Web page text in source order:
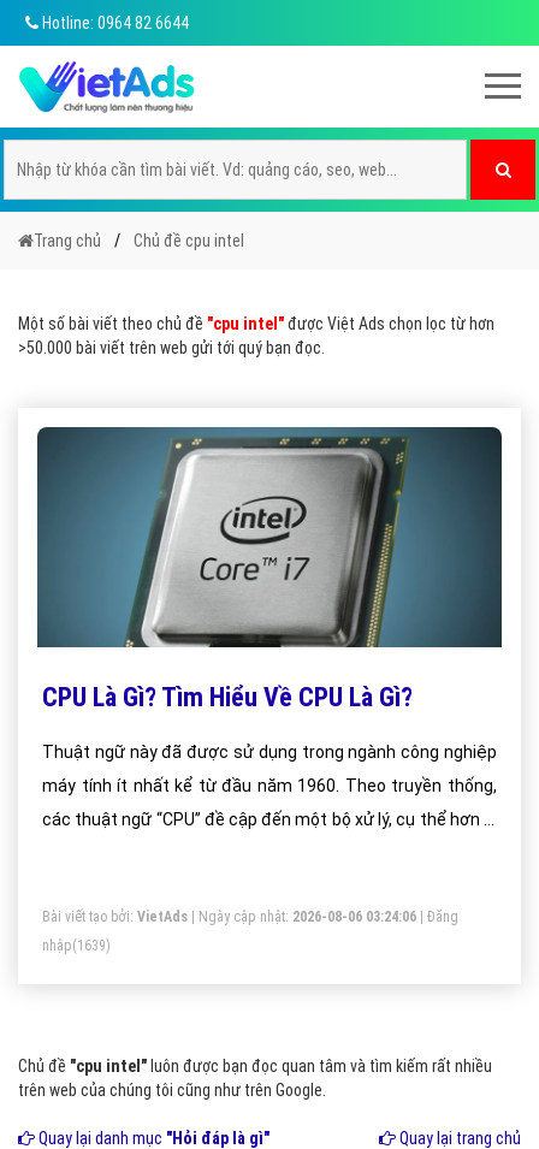
Hotline: 0964 82 6644
Trang chủ Chủ đề cpu intel
Một số bài viết theo chủ đề "cpu intel"được Việt Ads chọn lọc từ hơn
>50.000 bài viết trên web gửi tới quý bạn đọc.
CPU Là Gì? Tìm Hiểu Về CPU Là Gì?
Thuật ngữ này đã được sử dụng trong ngành công nghiệp
máy tính ít nhất kể từ đầu năm 1960. Theo truyền thống,
các thuật ngữ “CPU” đề cập đến một bộ xử lý, cụ thể hơn là
bên ngoài như bộ nhớ chính và đầu ra/vào của mạch.
Bài viết tạo bởi: VietAds | Ngày cập nhật: 2026-08-06 03:24:06
Đăng
nhập(1639)
Chủ đề "cpu intel" luôn được bạn đọc quan tâm và tìm kiếm rất nhiều
trên web của chúng tôi cũng như trên Google.
Quay lại danh mục "Hỏi đáp là gì" Quay lại trang chủ